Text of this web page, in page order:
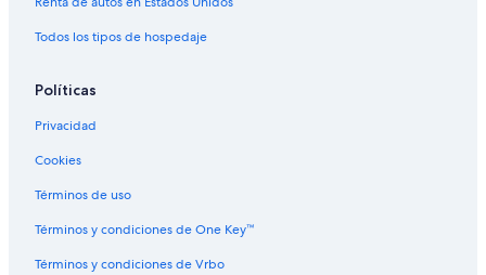
Hoteles en Melvich
Hoteles cerca de Castillo de Mey
Todos los tipos de hospedaje
Políticas
Privacidad
Cookies
Términos de uso
Términos y condiciones de One Key™
Términos y condiciones de Vrbo